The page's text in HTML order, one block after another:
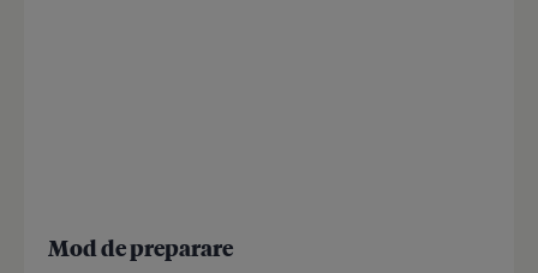
Mod de preparare